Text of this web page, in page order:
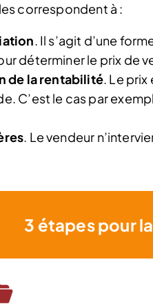
correspondent à :
. Il s’agit d’une
déterminer le prix de
de la rentabilité. Le
C’est le cas par
. Le vendeur
3 étapes pour